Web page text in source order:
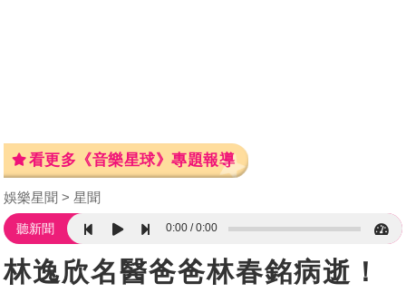
看更多《音樂星球》專題報導
娛樂星聞 星聞
聽新聞 0:00 0:00
林逸欣名醫爸爸林春銘病逝！